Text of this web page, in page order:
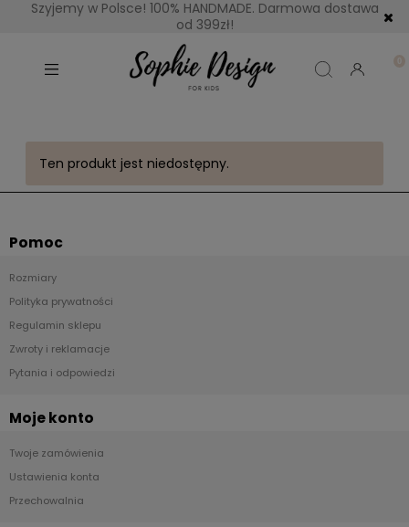
Szyjemy w Polsce! 100% HANDMADE. Darmowa dostawa
od 399zł!
Ten produkt jest niedostępny.
Pomoc
Rozmiary
Polityka prywatności
Regulamin sklepu
Zwroty i reklamacje
Pytania i odpowiedzi
Moje konto
Twoje zamówienia
Ustawienia konta
Przechowalnia